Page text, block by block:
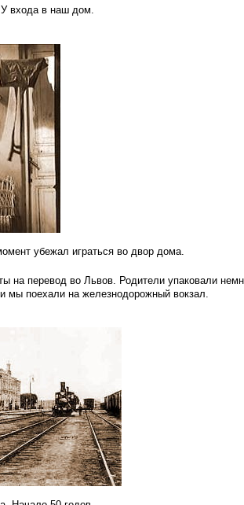
входа в наш дом.
убежал играться во двор дома.
на перевод во Львов. Родители упаковали
мы поехали на железнодорожный вокзал.